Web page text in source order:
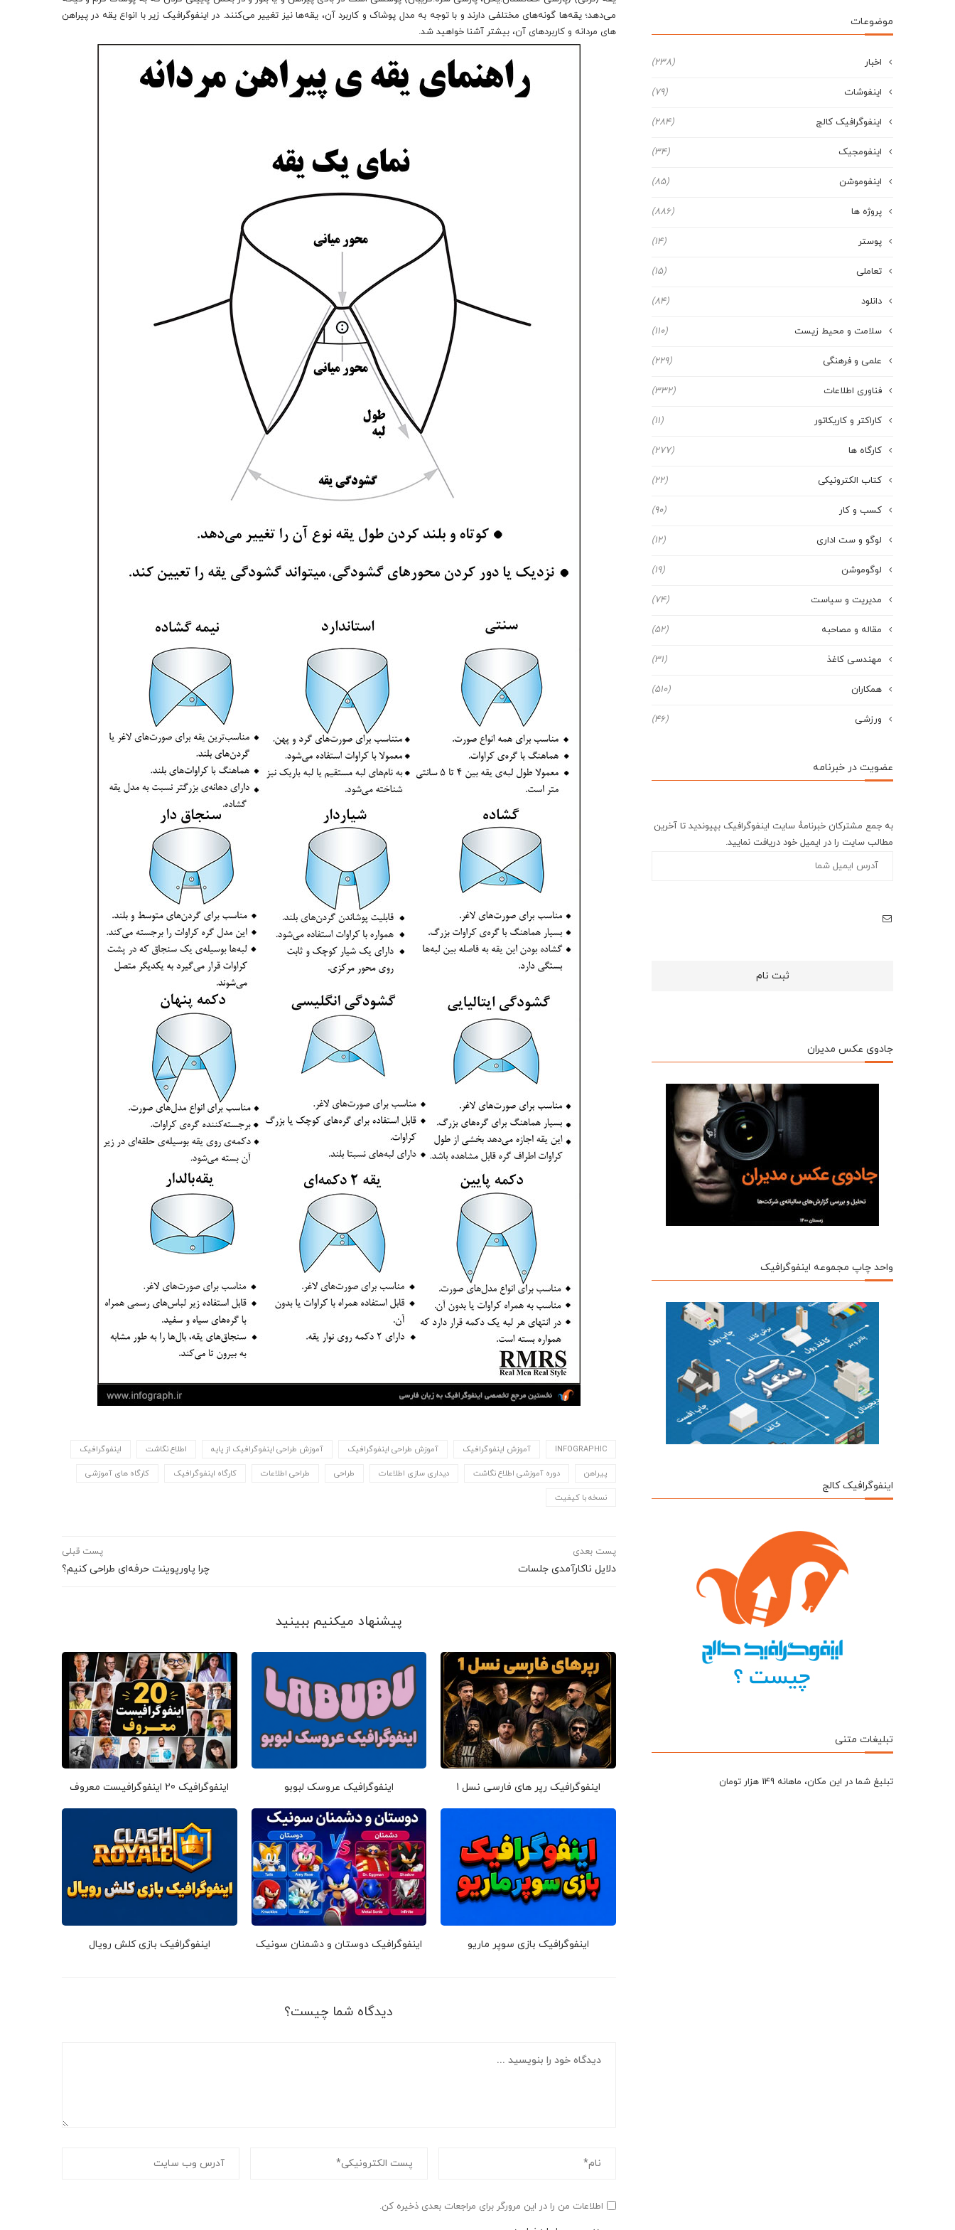
می‌دهد؛ یقه‌ها گونه‌های مختلفی دارند و با توجه به مدل پوشاک و کاربرد آن، یقه‌ها نیز تغییر می‌کنند. در اینفوگرافیک زیر با انواع یقه در پیراهن
های مردانه و کاربردهای آن، بیشتر آشنا خواهید شد.
INFOGRAPHIC آموزش اینفوگرافیک آموزش طراحی اینفوگرافیک آموزش طراحی اینفوگرافیک از پایه اطلاع نگاشت اینفوگرافیک
پیراهن دوره آموزشی اطلاع نگاشت دیداری سازی اطلاعات طراحی طراحی اطلاعات کارگاه اینفوگرافیک کارگاه های آموزشی
نسخه با کیفیت
پست قبلی
چرا پاورپوینت حرفه‌ای طراحی کنیم؟
پست بعدی
دلایل ناکارآمدی جلسات
پیشنهاد می‎کنیم ببینید
اینفوگرافیک 20 اینفوگرافیست معروف اینفوگرافیک عروسک لبوبو اینفوگرافیک رپر های فارسی نسل 1
اینفوگرافیک بازی کلش رویال اینفوگرافیک دوستان و دشمنان سونیک اینفوگرافیک بازی سوپر ماریو
دیدگاه شما چیست؟
اطلاعات من را در این مرورگر برای مراجعات بعدی ذخیره کن.
موضوعات
اخبار (238)
اینفوشات (79)
اینفوگرافیک کالج (284)
اینفومجیک (34)
اینفوموشن (85)
پروژه ها (886)
پوستر (14)
تعاملی (15)
دانلود (84)
سلامت و محیط زیست (110)
علمی و فرهنگی (229)
فناوری اطلاعات (332)
کاراکتر و کاریکاتور (11)
کارگاه ها (277)
کتاب الکترونیکی (22)
کسب و کار (90)
لوگو و ست اداری (12)
لوگوموشن (19)
مدیریت و سیاست (74)
مقاله و مصاحبه (52)
مهندسی کاغذ (31)
همکاران (510)
ورزشی (46)
عضویت در خبرنامه
به جمع مشترکان خبرنامۀ سایت اینفوگرافیک بپیوندید تا آخرین
مطالب سایت را در ایمیل خود دریافت نمایید.
جادوی عکس مدیران
واحد چاپ مجموعه اینفوگرافیک
اینفوگرافیک کالج
تبلیغات متنی
تبلیغ شما در این مکان، ماهانه 149 هزار تومان